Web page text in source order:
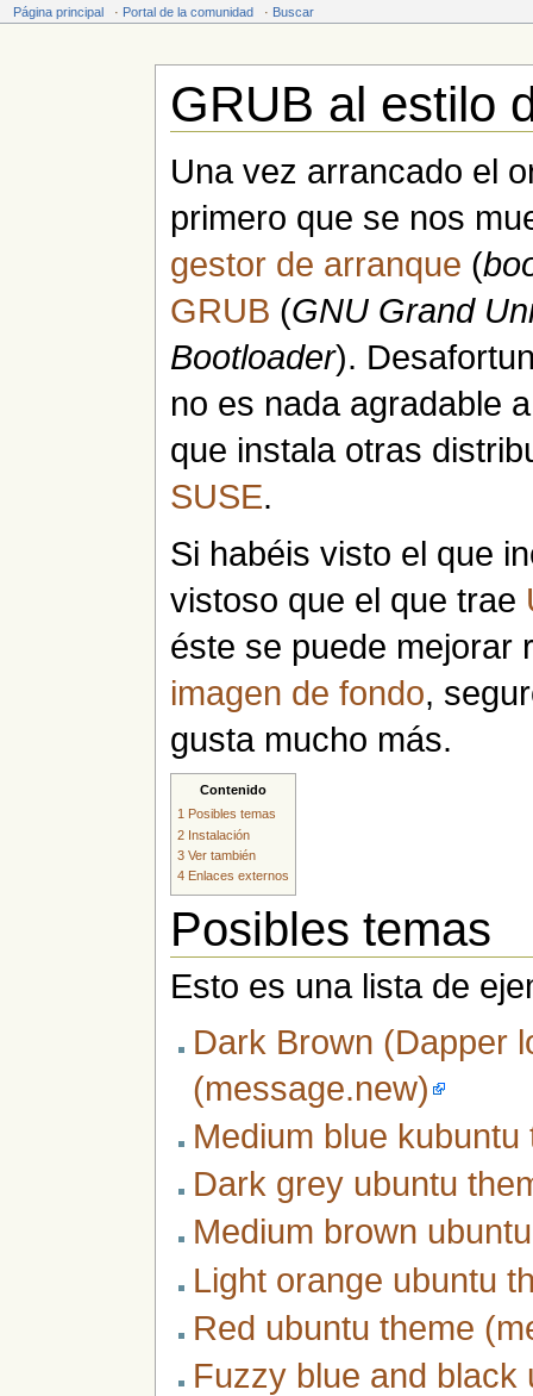
Página principal · Portal de la comunidad · Buscar
GRUB al estilo
Una vez arrancado el
primero que se nos
gestor de arranque (
GRUB (GNU Grand
Bootloader).
no es nada agradable
que instala otras
SUSE.
Si habéis visto el que
vistoso que el que trae
éste se puede mejorar
imagen de fondo,
gusta mucho más.
Contenido
1
Posibles temas
2 Instalación
3 Ver también
4 Enlaces externos
Posibles temas
Esto es una lista de
Dark Brown (Dapper
(message.new)
Medium blue
Dark grey ubuntu
Medium brown
Light orange ubuntu
Red ubuntu theme
Fuzzy blue and black